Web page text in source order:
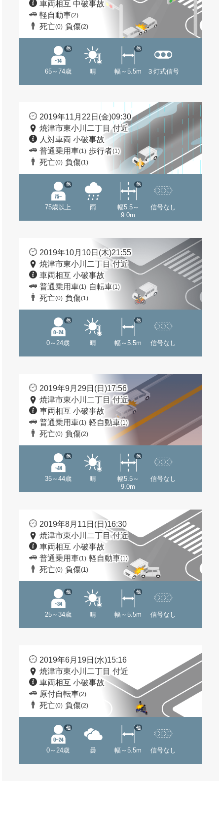
車両相互 中破事故
軽自動車(2)
死亡(0) 負傷(2)
65～74歳
他
晴 幅～5.5m
他
３灯式信号
2019年11月22日(金)09:30
焼津市東小川二丁目 付近
人対車両 小破事故
普通乗用車(1) 歩行者(1)
死亡(0) 負傷(1)
75歳以上
他
雨
幅5.5～
9.0m
他
信号なし
2019年10月10日(木)21:55
焼津市東小川二丁目 付近
車両相互 小破事故
普通乗用車(1) 自転車(1)
死亡(0) 負傷(1)
0～24歳
他
晴 幅～5.5m
他
信号なし
2019年9月29日(日)17:56
焼津市東小川二丁目 付近
車両相互 小破事故
普通乗用車(1) 軽自動車(1)
死亡(0) 負傷(2)
35～44歳
他
晴
幅5.5～
9.0m
他
信号なし
2019年8月11日(日)16:30
焼津市東小川二丁目 付近
車両相互 小破事故
普通乗用車(1) 軽自動車(1)
死亡(0) 負傷(1)
25～34歳
他
晴 幅～5.5m
他
信号なし
2019年6月19日(水)15:16
焼津市東小川二丁目 付近
車両相互 小破事故
原付自転車(2)
死亡(0) 負傷(2)
0～24歳
他
曇 幅～5.5m
他
信号なし